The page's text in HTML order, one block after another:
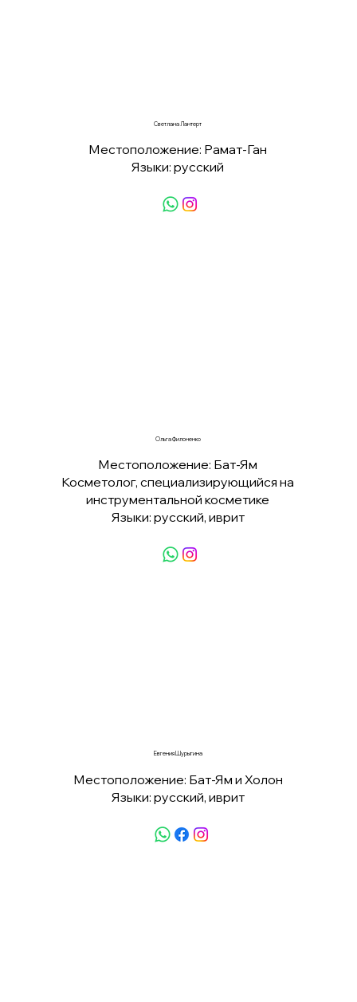
Светлана Лантерт
Местоположение: Рамат-Ган
Языки: русский
Ольга Филоненко
Местоположение: Бат-Ям
Косметолог, специализирующийся на
инструментальной косметике
Языки: русский, иврит
Евгения Шурыгина
Местоположение: Бат-Ям и Холон
Языки: русский, иврит